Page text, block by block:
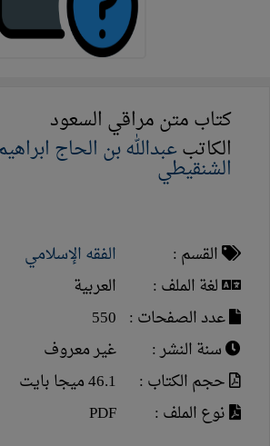
كتاب متن مراقي السعود
الكاتبعبدالله بن الحاج
الشنقيطي
القسم :
الفقه الإسلامي
لغة الملف :
العربية
عدد الصفحات : 550
سنة النشر :
غير معروف
حجم الكتاب :
46.1 ميجا بايت
نوع الملف :
PDF